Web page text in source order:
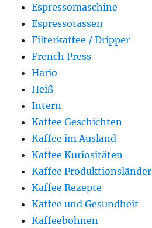
Espressomaschine
Espressotassen
Filterkaffee / Dripper
French Press
Hario
Heiß
Intern
Kaffee Geschichten
Kaffee im Ausland
Kaffee Kuriositäten
Kaffee Produktionsländer
Kaffee Rezepte
Kaffee und Gesundheit
Kaffeebohnen